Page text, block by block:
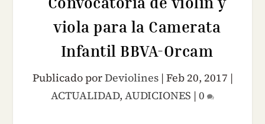
viola para la Camerata
Infantil BBVA-Orcam
Publicado porDeviolines| Feb 20, 2017 |
ACTUALIDAD, AUDICIONES | 0